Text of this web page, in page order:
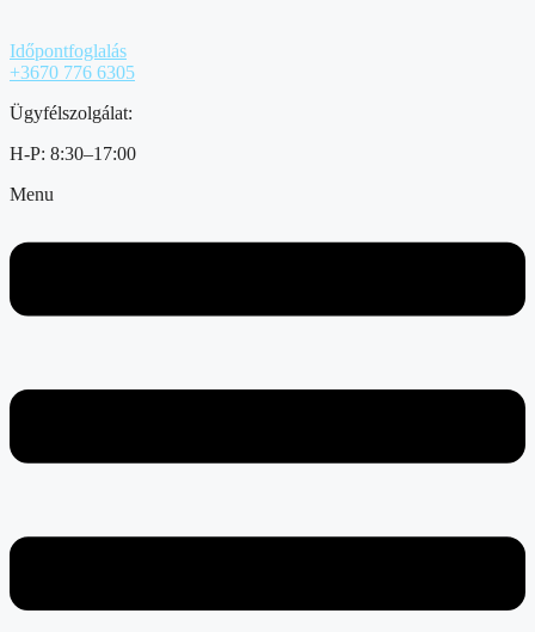
Időpontfoglalás
+3670 776 6305
Ügyfélszolgálat:
H-P: 8:30–17:00
Menu